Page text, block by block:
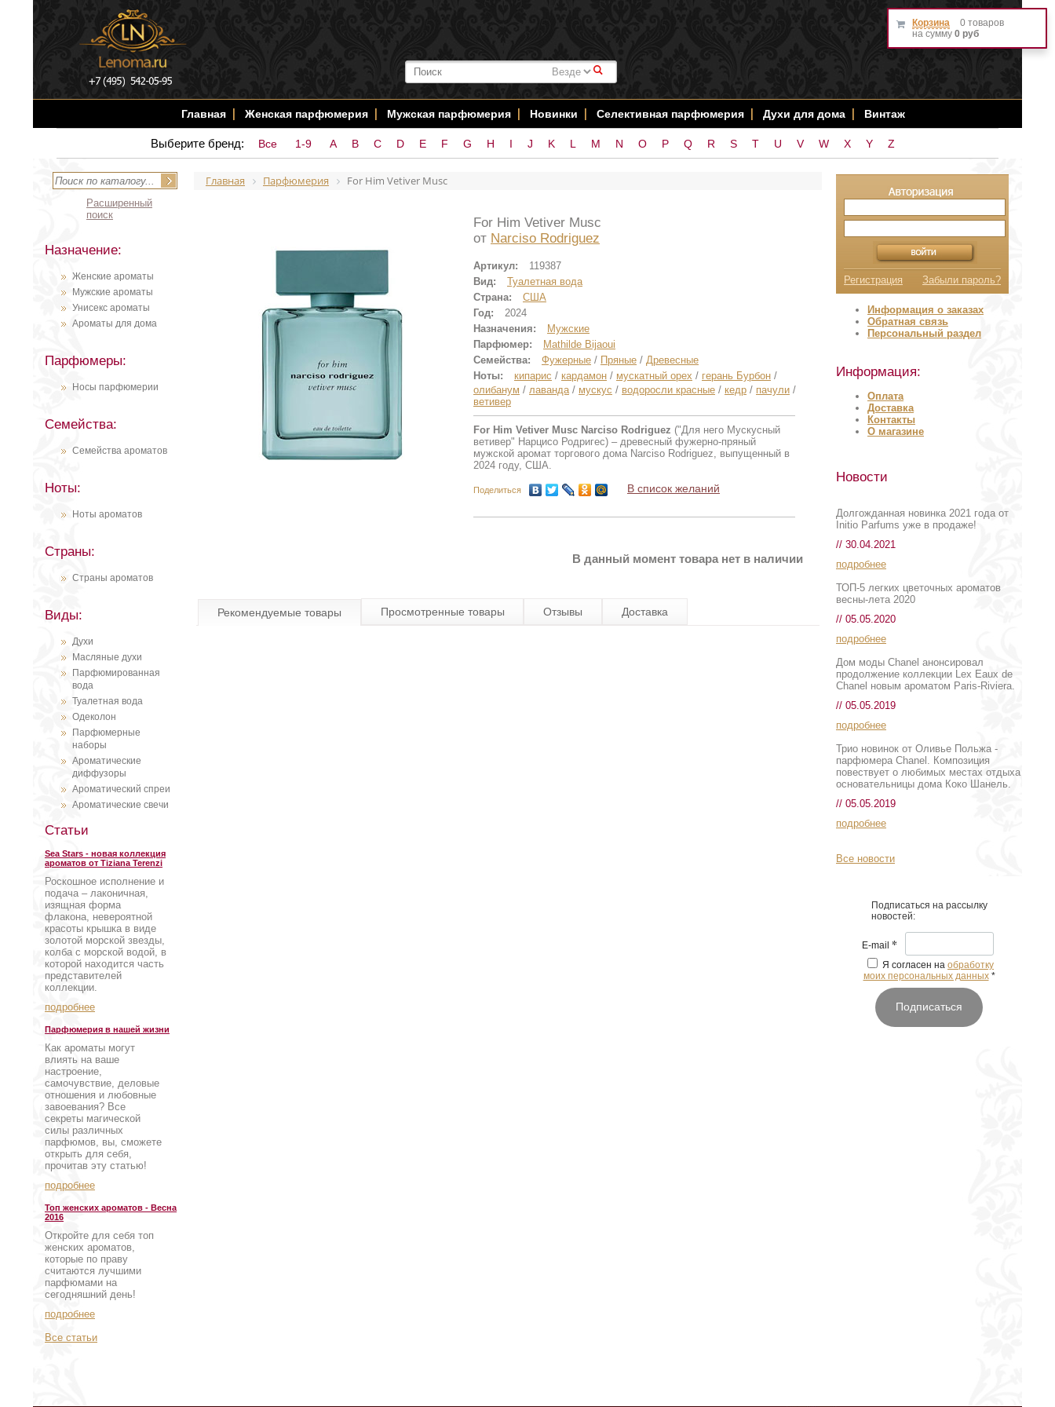
#
Главная Женская парфюмерия Мужская парфюмерия Новинки Селективная парфюмерия Духи для дома Винтаж
Выберите бренд: Все 1-9 A B C D E F G H I J K L M N O P Q R S T U V W X Y Z
Расширенный
поиск
Назначение:
Женские ароматы
Мужские ароматы
Унисекс ароматы
Ароматы для дома
Парфюмеры:
Носы парфюмерии
Семейства:
Семейства ароматов
Ноты:
Ноты ароматов
Страны:
Страны ароматов
Виды:
Духи
Масляные духи
Парфюмированная
вода
Туалетная вода
Одеколон
Парфюмерные
наборы
Ароматические
диффузоры
Ароматический спреи
Ароматические свечи
Статьи
Sea Stars - новая коллекция
ароматов от Tiziana Terenzi
Роскошное исполнение и
подача – лаконичная,
изящная форма
флакона, невероятной
красоты крышка в виде
золотой морской звезды,
колба с морской водой, в
которой находится часть
представителей
коллекции.
подробнее
Парфюмерия в нашей жизни
Как ароматы могут
влиять на ваше
настроение,
самочувствие, деловые
отношения и любовные
завоевания? Все
секреты магической
силы различных
парфюмов, вы, сможете
открыть для себя,
прочитав эту статью!
подробнее
Топ женских ароматов - Весна
2016
Откройте для себя топ
женских ароматов,
которые по праву
считаются лучшими
парфюмами на
сегодняшний день!
подробнее
Все статьи
Главная Парфюмерия For Him Vetiver Musc
For Him Vetiver Musc
от Narciso Rodriguez
Артикул:
119387
Вид:
Туалетная вода
Страна:
США
Год:
2024
Назначения:
Мужские
Парфюмер:
Mathilde Bijaoui
Семейства:
Фужерные / Пряные / Древесные
Ноты:
кипарис / кардамон / мускатный орех / герань Бурбон /
олибанум / лаванда/ мускус / водоросли красные / кедр / пачули /
ветивер
For Him Vetiver Musc Narciso Rodriguez ("Для него Мускусный
ветивер" Нарцисо Родригес) – древесный фужерно-пряный
мужской аромат торгового дома Narciso Rodriguez, выпущенный в
2024 году, США.
Поделиться В список желаний
В данный момент товара нет в наличии
Рекомендуемые товары Просмотренные товары Отзывы Доставка
Корзина
0 товаров
на сумму 0 руб
Регистрация Забыли пароль?
Информация о заказах
Обратная связь
Персональный раздел
Информация:
Оплата
Доставка
Контакты
О магазине
Новости
Долгожданная новинка 2021 года от
Initio Parfums уже в продаже!
// 30.04.2021
подробнее
ТОП-5 легких цветочных ароматов
весны-лета 2020
// 05.05.2020
подробнее
Дом моды Chanel анонсировал
продолжение коллекции Lex Eaux de
Chanel новым ароматом Paris-Riviera.
// 05.05.2019
подробнее
Трио новинок от Оливье Польжа -
парфюмера Chanel. Композиция
повествует о любимых местах отдыха
основательницы дома Коко Шанель.
// 05.05.2019
подробнее
Все новости
Подписаться на рассылку
новостей:
E-mail *
Я согласен на обработку
моих персональных данных *
Подписаться